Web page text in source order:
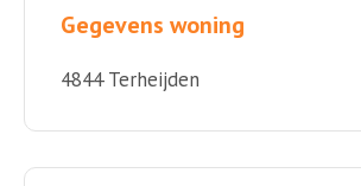
Gegevens woning
4844 Terheijden